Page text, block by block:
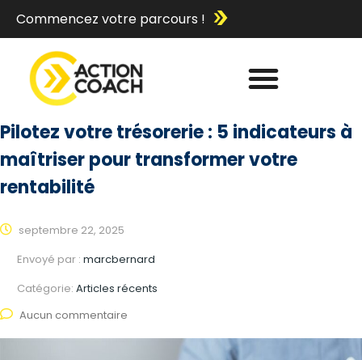
Commencez votre parcours !
Pilotez votre trésorerie : 5 indicateurs à
maîtriser pour transformer votre
rentabilité
septembre 22, 2025
Envoyé par : marcbernard
Catégorie: Articles récents
Aucun commentaire